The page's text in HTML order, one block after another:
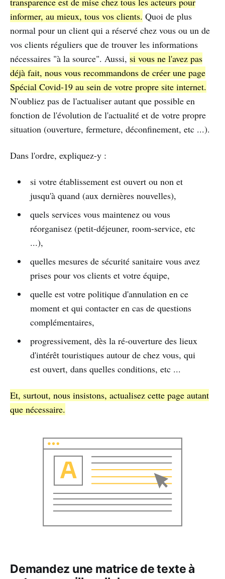
informer, au mieux, tous vos clients. Quoi de plus
normal pour un client qui a réservé chez vous ou un de
vos clients réguliers que de trouver les informations
nécessaires "à la source". Aussi, si vous ne l'avez pas
déjà fait, nous vous recommandons de créer une page
Spécial Covid-19 au sein de votre propre site internet.
N'oubliez pas de l'actualiser autant que possible en
fonction de l'évolution de l'actualité et de votre propre
situation (ouverture, fermeture, déconfinement, etc ...).
Dans l'ordre, expliquez-y :
si votre établissement est ouvert ou non et
jusqu'à quand (aux dernières nouvelles),
quels services vous maintenez ou vous
réorganisez (petit-déjeuner, room-service, etc
...),
quelles mesures de sécurité sanitaire vous avez
prises pour vos clients et votre équipe,
quelle est votre politique d'annulation en ce
moment et qui contacter en cas de questions
complémentaires,
progressivement, dès la ré-ouverture des lieux
d'intérêt touristiques autour de chez vous, qui
est ouvert, dans quelles conditions, etc ...
Et, surtout, nous insistons, actualisez cette page autant
que nécessaire.
Demandez une matrice de texte à